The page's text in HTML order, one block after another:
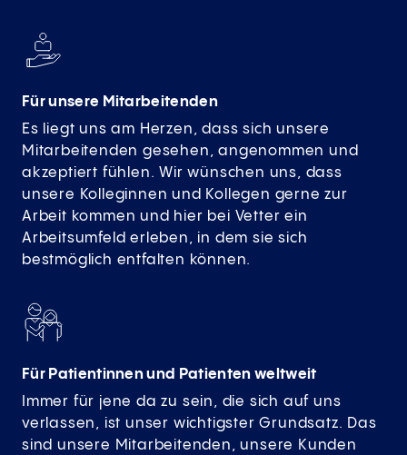
Für unsere Mitarbeitenden
Es liegt uns am Herzen, dass sich unsere
Mitarbeitenden gesehen, angenommen und
akzeptiert fühlen. Wir wünschen uns, dass
unsere Kolleginnen und Kollegen gerne zur
Arbeit kommen und hier bei Vetter ein
Arbeitsumfeld erleben, in dem sie sich
bestmöglich entfalten können.
Für Patientinnen und Patienten weltweit
Immer für jene da zu sein, die sich auf uns
verlassen, ist unser wichtigster Grundsatz. Das
sind unsere Mitarbeitenden, unsere Kunden